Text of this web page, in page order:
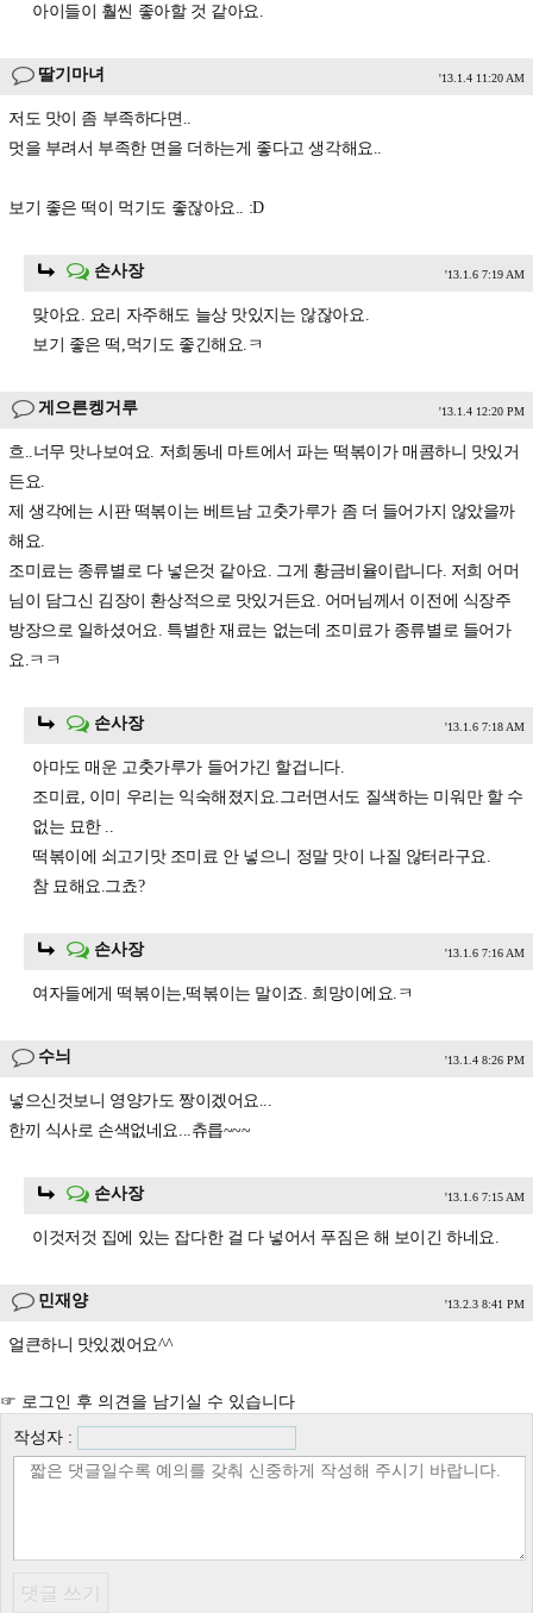
아이들이 훨씬 좋아할 것 같아요.
딸기마녀 '13.1.4 11:20 AM
저도 맛이 좀 부족하다면..
멋을 부려서 부족한 면을 더하는게 좋다고 생각해요..
보기 좋은 떡이 먹기도 좋잖아요.. :D
손사장 '13.1.6 7:19 AM
맞아요. 요리 자주해도 늘상 맛있지는 않잖아요.
보기 좋은 떡,먹기도 좋긴해요.ㅋ
게으른켕거루 '13.1.4 12:20 PM
흐..너무 맛나보여요. 저희동네 마트에서 파는 떡볶이가 매콤하니 맛있거
든요.
제 생각에는 시판 떡볶이는 베트남 고춧가루가 좀 더 들어가지 않았을까
해요.
조미료는 종류별로 다 넣은것 같아요. 그게 황금비율이랍니다. 저희 어머
님이 담그신 김장이 환상적으로 맛있거든요. 어머님께서 이전에 식장주
방장으로 일하셨어요. 특별한 재료는 없는데 조미료가 종류별로 들어가
요.ㅋㅋ
손사장 '13.1.6 7:18 AM
아마도 매운 고춧가루가 들어가긴 할겁니다.
조미료, 이미 우리는 익숙해졌지요.그러면서도 질색하는 미워만 할 수
없는 묘한 ..
떡볶이에 쇠고기맛 조미료 안 넣으니 정말 맛이 나질 않터라구요.
참 묘해요.그쵸?
손사장 '13.1.6 7:16 AM
여자들에게 떡볶이는,떡볶이는 말이죠. 희망이에요.ㅋ
수늬 '13.1.4 8:26 PM
넣으신것보니 영양가도 짱이겠어요...
한끼 식사로 손색없네요...츄릅~~~
손사장 '13.1.6 7:15 AM
이것저것 집에 있는 잡다한 걸 다 넣어서 푸짐은 해 보이긴 하네요.
민재양 '13.2.3 8:41 PM
얼큰하니 맛있겠어요^^
☞ 로그인 후 의견을 남기실 수 있습니다
작성자 :